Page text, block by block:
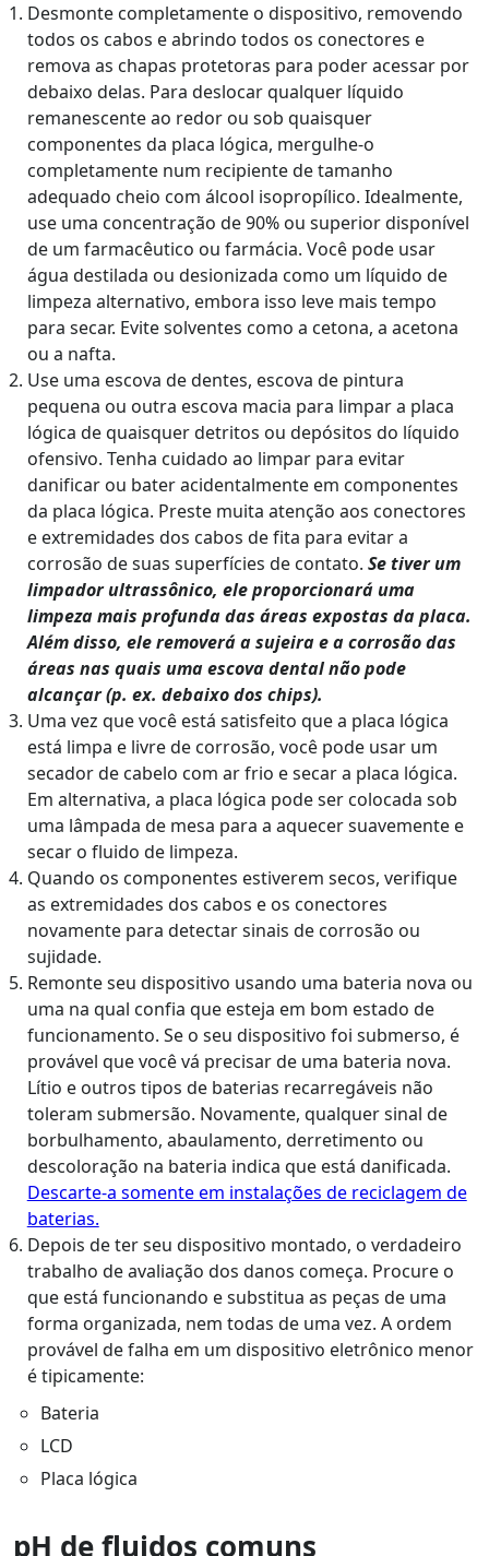
Desmonte completamente o dispositivo, removendo
todos os cabos e abrindo todos os conectores e
remova as chapas protetoras para poder acessar por
debaixo delas. Para deslocar qualquer líquido
remanescente ao redor ou sob quaisquer
componentes da placa lógica, mergulhe-o
completamente num recipiente de tamanho
adequado cheio com álcool isopropílico. Idealmente,
use uma concentração de 90% ou superior disponível
de um farmacêutico ou farmácia. Você pode usar
água destilada ou desionizada como um líquido de
limpeza alternativo, embora isso leve mais tempo
para secar. Evite solventes como a cetona, a acetona
ou a nafta.
Use uma escova de dentes, escova de pintura
pequena ou outra escova macia para limpar a placa
lógica de quaisquer detritos ou depósitos do líquido
ofensivo. Tenha cuidado ao limpar para evitar
danificar ou bater acidentalmente em componentes
da placa lógica. Preste muita atenção aos conectores
e extremidades dos cabos de fita para evitar a
corrosão de suas superfícies de contato. Se tiver um
limpador ultrassônico, ele proporcionará uma
limpeza mais profunda das áreas expostas da placa.
Além disso, ele removerá a sujeira e a corrosão das
áreas nas quais uma escova dental não pode
alcançar (p. ex. debaixo dos chips).
Uma vez que você está satisfeito que a placa lógica
está limpa e livre de corrosão, você pode usar um
secador de cabelo com ar frio e secar a placa lógica.
Em alternativa, a placa lógica pode ser colocada sob
uma lâmpada de mesa para a aquecer suavemente e
secar o fluido de limpeza.
Quando os componentes estiverem secos, verifique
as extremidades dos cabos e os conectores
novamente para detectar sinais de corrosão ou
sujidade.
Remonte seu dispositivo usando uma bateria nova ou
uma na qual confia que esteja em bom estado de
funcionamento. Se o seu dispositivo foi submerso, é
provável que você vá precisar de uma bateria nova.
Lítio e outros tipos de baterias recarregáveis ​​não
toleram submersão. Novamente, qualquer sinal de
borbulhamento, abaulamento, derretimento ou
descoloração na bateria indica que está danificada.
Descarte-a somente em instalações de reciclagem de
baterias.
Depois de ter seu dispositivo montado, o verdadeiro
trabalho de avaliação dos danos começa. Procure o
que está funcionando e substitua as peças de uma
forma organizada, nem todas de uma vez. A ordem
provável de falha em um dispositivo eletrônico menor
é tipicamente:
Bateria
LCD
Placa lógica
pH de fluidos comuns